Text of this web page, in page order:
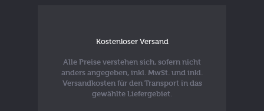
Kostenloser Versand
Alle Preise verstehen sich, sofern nicht
anders angegeben, inkl. MwSt. und inkl.
Versandkosten für den Transport in das
gewählte Liefergebiet.